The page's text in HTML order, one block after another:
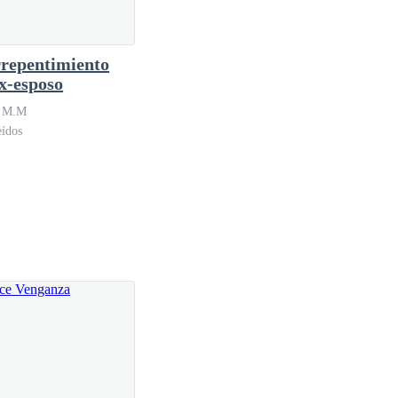
invisible, una forma de decirle adiós a la mujer
Entonces lo supo con una claridad
esposo
M.M